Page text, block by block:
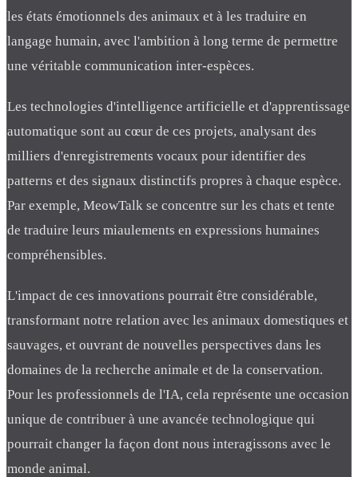
les états émotionnels des animaux et à les traduire en
langage humain, avec l'ambition à long terme de permettre
une véritable communication inter-espèces.
Les technologies d'intelligence artificielle et d'apprentissage
automatique sont au cœur de ces projets, analysant des
milliers d'enregistrements vocaux pour identifier des
patterns et des signaux distinctifs propres à chaque espèce.
Par exemple, MeowTalk se concentre sur les chats et tente
de traduire leurs miaulements en expressions humaines
compréhensibles.
L'impact de ces innovations pourrait être considérable,
transformant notre relation avec les animaux domestiques et
sauvages, et ouvrant de nouvelles perspectives dans les
domaines de la recherche animale et de la conservation.
Pour les professionnels de l'IA, cela représente une occasion
unique de contribuer à une avancée technologique qui
pourrait changer la façon dont nous interagissons avec le
monde animal.